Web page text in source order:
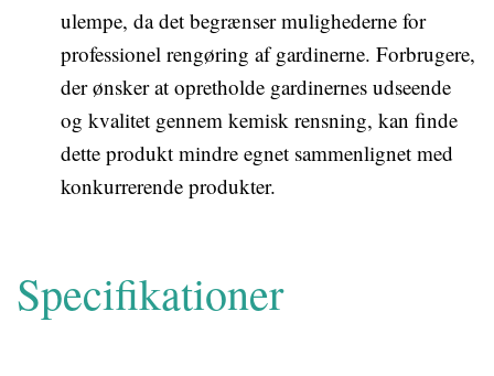
ulempe, da det begrænser mulighederne for
professionel rengøring af gardinerne. Forbrugere,
der ønsker at opretholde gardinernes udseende
og kvalitet gennem kemisk rensning, kan finde
dette produkt mindre egnet sammenlignet med
konkurrerende produkter.
Specifikationer